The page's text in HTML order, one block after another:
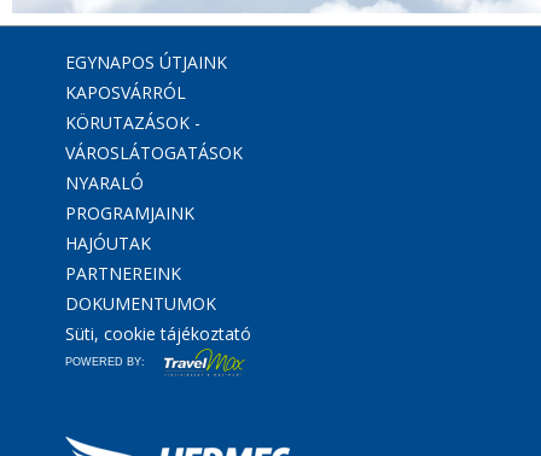
EGYNAPOS ÚTJAINK
KAPOSVÁRRÓL
KÖRUTAZÁSOK -
VÁROSLÁTOGATÁSOK
NYARALÓ
PROGRAMJAINK
HAJÓUTAK
PARTNEREINK
DOKUMENTUMOK
Süti, cookie tájékoztató
POWERED BY: